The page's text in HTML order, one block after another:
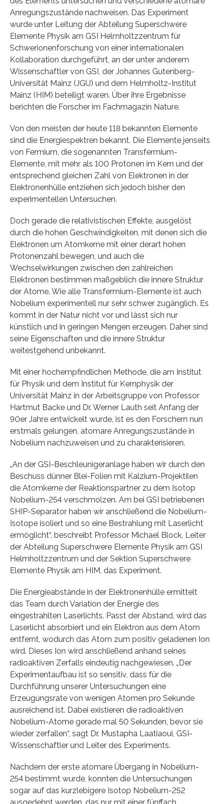
Anregungszustände nachweisen. Das Experiment
wurde unter Leitung der Abteilung Superschwere
Elemente Physik am GSI Helmholtzzentrum für
Schwerionenforschung von einer internationalen
Kollaboration durchgeführt, an der unter anderem
Wissenschaftler von GSI, der Johannes Gutenberg-
Universität Mainz (JGU) und dem Helmholtz-Institut
Mainz (HIM) beteiligt waren. Über ihre Ergebnisse
berichten die Forscher im Fachmagazin Nature.
Von den meisten der heute 118 bekannten Elemente
sind die Energiespektren bekannt. Die Elemente jenseits
von Fermium, die sogenannten Transfermium-
Elemente, mit mehr als 100 Protonen im Kern und der
entsprechend gleichen Zahl von Elektronen in der
Elektronenhülle entziehen sich jedoch bisher den
experimentellen Untersuchen.
Doch gerade die relativistischen Effekte, ausgelöst
durch die hohen Geschwindigkeiten, mit denen sich die
Elektronen um Atomkerne mit einer derart hohen
Protonenzahl bewegen, und auch die
Wechselwirkungen zwischen den zahlreichen
Elektronen bestimmen maßgeblich die innere Struktur
der Atome. Wie alle Transfermium-Elemente ist auch
Nobelium experimentell nur sehr schwer zugänglich. Es
kommt in der Natur nicht vor und lässt sich nur
künstlich und in geringen Mengen erzeugen. Daher sind
seine Eigenschaften und die innere Struktur
weitestgehend unbekannt.
Mit einer hochempfindlichen Methode, die am Institut
für Physik und dem Institut für Kernphysik der
Universität Mainz in der Arbeitsgruppe von Professor
Hartmut Backe und Dr. Werner Lauth seit Anfang der
90er Jahre entwickelt wurde, ist es den Forschern nun
erstmals gelungen, atomare Anregungszustände in
Nobelium nachzuweisen und zu charakterisieren.
„An der GSI-Beschleunigeranlage haben wir durch den
Beschuss dünner Blei-Folien mit Kalzium-Projektilen
die Atomkerne der Reaktionspartner zu dem Isotop
Nobelium-254 verschmolzen. Am bei GSI betriebenen
SHIP-Separator haben wir anschließend die Nobelium-
Isotope isoliert und so eine Bestrahlung mit Laserlicht
ermöglicht“, beschreibt Professor Michael Block, Leiter
der Abteilung Superschwere Elemente Physik am GSI
Helmholtzzentrum und der Sektion Superschwere
Elemente Physik am HIM, das Experiment.
Die Energieabstände in der Elektronenhülle ermittelt
das Team durch Variation der Energie des
eingestrahlten Laserlichts. Passt der Abstand, wird das
Laserlicht absorbiert und ein Elektron aus dem Atom
entfernt, wodurch das Atom zum positiv geladenen Ion
wird. Dieses Ion wird anschließend anhand seines
radioaktiven Zerfalls eindeutig nachgewiesen. „Der
Experimentaufbau ist so sensitiv, dass für die
Durchführung unserer Untersuchungen eine
Erzeugungsrate von wenigen Atomen pro Sekunde
ausreichend ist. Dabei existieren die radioaktiven
Nobelium-Atome gerade mal 50 Sekunden, bevor sie
wieder zerfallen“, sagt Dr. Mustapha Laatiaoui, GSI-
Wissenschaftler und Leiter des Experiments.
Nachdem der erste atomare Übergang in Nobelium-
254 bestimmt wurde, konnten die Untersuchungen
sogar auf das kurzlebigere Isotop Nobelium-252